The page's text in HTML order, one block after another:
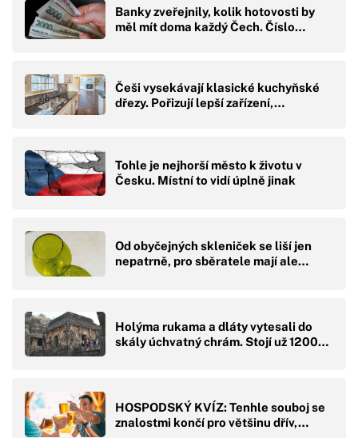
Banky zveřejnily, kolik hotovosti by
měl mít doma každý Čech. Číslo…
Češi vysekávají klasické kuchyňské
dřezy. Pořizují lepší zařízení,…
Tohle je nejhorší město k životu v
Česku. Místní to vidí úplně jinak
Od obyčejných skleniček se liší jen
nepatrně, pro sběratele mají ale…
Holýma rukama a dláty vytesali do
skály úchvatný chrám. Stojí už 1200…
HOSPODSKÝ KVÍZ: Tenhle souboj se
znalostmi končí pro většinu dřív,…